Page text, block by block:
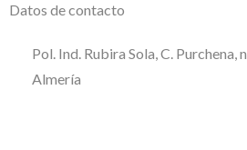
Datos de contacto
Pol. Ind. Rubira Sola, C.
Almería